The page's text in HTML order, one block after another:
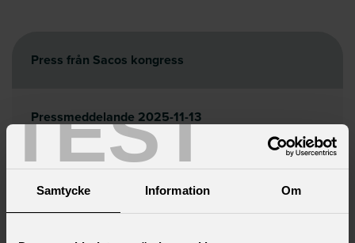
TEST
Samtycke Information Om
Press från Sacos kongress
Pressmeddelande 2025-11-13
Sofia Rydgren Stale vald till Sacos ordförande
Pressmeddelande 2025-11-11
kongress
Pressmeddelande 2025-11-10